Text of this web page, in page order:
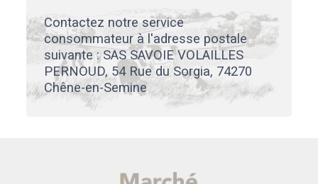
Contactez notre service
consommateur à l'adresse postale
suivante : SAS SAVOIE VOLAILLES
PERNOUD, 54 Rue du Sorgia, 74270
Chêne-en-Semine